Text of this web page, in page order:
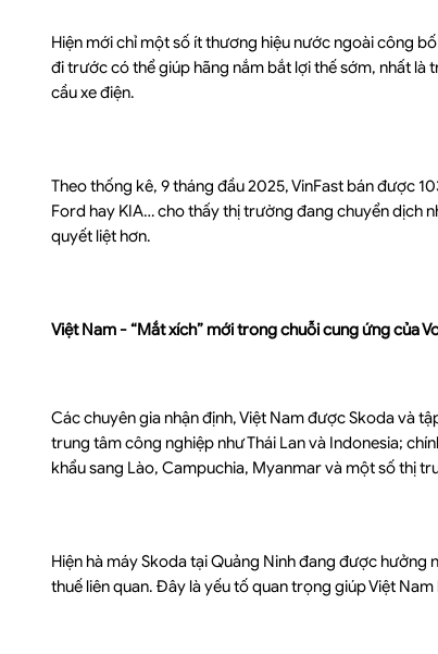
Hiện mới chỉ một số ít thương hiệu nước ngoài công
đi trước có thể giúp hãng nắm bắt lợi thế sớm, nhất là
cầu xe điện.
Theo thống kê, 9 tháng đầu 2025, VinFast bán được
Ford hay KIA… cho thấy thị trường đang chuyển dịch
quyết liệt hơn.
Việt Nam - “Mắt xích” mới trong chuỗi cung ứng của
Các chuyên gia nhận định, Việt Nam được Skoda và
trung tâm công nghiệp như Thái Lan và Indonesia;
khẩu sang Lào, Campuchia, Myanmar và một số thị
Hiện hà máy Skoda tại Quảng Ninh đang được hưởng
thuế liên quan. Đây là yếu tố quan trọng giúp Việt